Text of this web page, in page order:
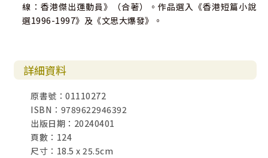
線：香港傑出運動員》（合著）。作品選入《香港短篇小說
選1996-1997》及《文思大爆發》。
詳細資料
原書號：01110272
ISBN：9789622946392
出版日期：20240401
頁數：124
尺寸：18.5 x 25.5cm